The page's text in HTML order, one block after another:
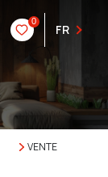
0
FR
VENTE